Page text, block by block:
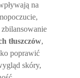
na
tłuszczów,
poprawić
skóry,